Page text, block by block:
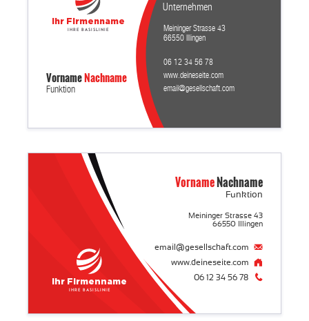
Funktion
VornameNachname
email@gesellschaft.com
06 12 34 56 78
www.deineseite.com
Unternehmen
Meininger Strasse 43
66550 Illingen
Ihr Firmenname
Ihre Basislinie
06 12 34 56 78
www.deineseite.com
email@gesellschaft.com
Funktion
Meininger Strasse 43
66550 Illingen
VornameNachname
Ihr Firmenname
Ihre Basislinie